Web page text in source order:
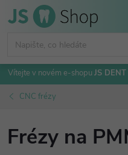
Přejít
na
Vítejte v novém e-shopu JS
CNC frézy
Frézy na